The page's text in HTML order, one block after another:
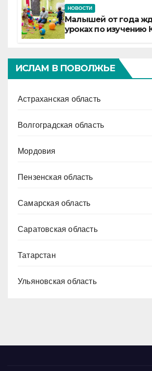
НОВОСТИ
Малышей от года
уроках по изучению
ИСЛАМ В ПОВОЛЖЬЕ
Астраханская область
Волгоградская область
Мордовия
Пензенская область
Самарская область
Саратовская область
Татарстан
Ульяновская область